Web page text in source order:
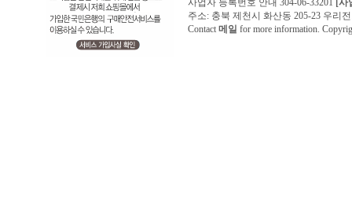
사업자 등록번호 안내 304-06-33201 [사
주소: 충북 제천시 화산동 205-23 우리
Contact 메일 for more information.